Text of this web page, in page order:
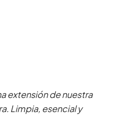
extensión de nuestra
Limpia, esencial y